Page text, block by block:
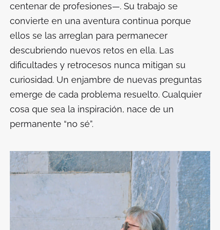
centenar de profesiones—. Su trabajo se
convierte en una aventura continua porque
ellos se las arreglan para permanecer
descubriendo nuevos retos en ella. Las
dificultades y retrocesos nunca mitigan su
curiosidad. Un enjambre de nuevas preguntas
emerge de cada problema resuelto. Cualquier
cosa que sea la inspiración, nace de un
permanente “no sé”.